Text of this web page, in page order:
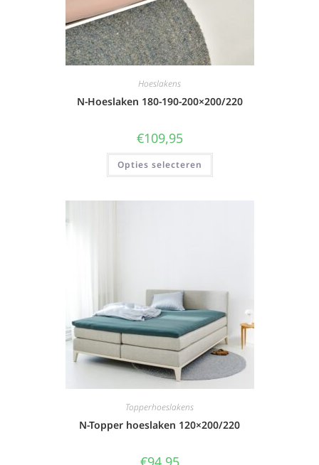
Hoeslakens
N-Hoeslaken 180-190-200×200/220
€109,95
Opties selecteren
Topperhoeslakens
N-Topper hoeslaken 120×200/220
€94,95